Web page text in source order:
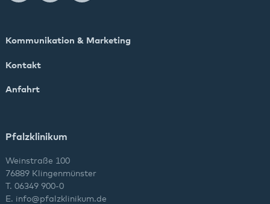
Kommunikation & Marketing
Kontakt
Anfahrt
Pfalzklinikum
Weinstraße 100
76889 Klingenmünster
T. 06349 900-0
E. info@pfalzklinikum.de